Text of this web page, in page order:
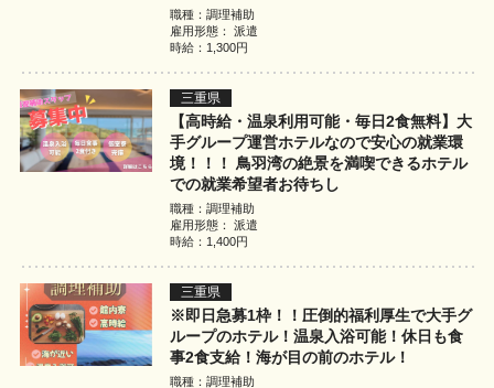
職種：調理補助
雇用形態： 派遣
時給：1,300円
三重県
【高時給・温泉利用可能・毎日2食無料】大
手グループ運営ホテルなので安心の就業環
境！！！ 鳥羽湾の絶景を満喫できるホテル
での就業希望者お待ちし
職種：調理補助
雇用形態： 派遣
時給：1,400円
三重県
※即日急募1枠！！圧倒的福利厚生で大手グ
ループのホテル！温泉入浴可能！休日も食
事2食支給！海が目の前のホテル！
職種：調理補助